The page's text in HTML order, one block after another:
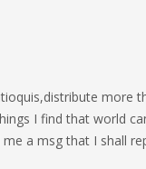
more
I find that world
a msg that I shall